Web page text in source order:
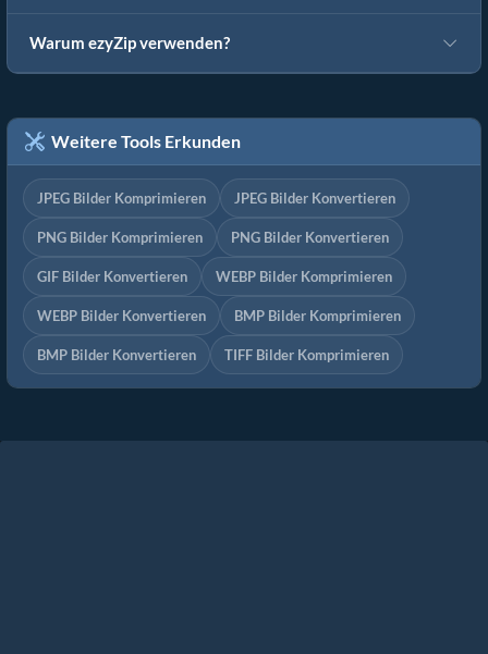
Warum ezyZip verwenden?
Weitere Tools Erkunden
JPEG Bilder Komprimieren JPEG Bilder Konvertieren
PNG Bilder Komprimieren PNG Bilder Konvertieren
GIF Bilder Konvertieren WEBP Bilder Komprimieren
WEBP Bilder Konvertieren BMP Bilder Komprimieren
BMP Bilder Konvertieren TIFF Bilder Komprimieren